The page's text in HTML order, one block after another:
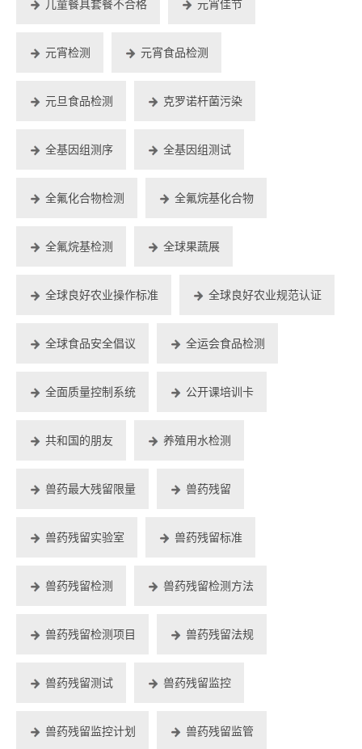
儿童餐具套餐不合格 元宵佳节
元宵检测 元宵食品检测
元旦食品检测 克罗诺杆菌污染
全基因组测序 全基因组测试
全氟化合物检测 全氟烷基化合物
全氟烷基检测 全球果蔬展
全球良好农业操作标准 全球良好农业规范认证
全球食品安全倡议 全运会食品检测
全面质量控制系统 公开课培训卡
共和国的朋友 养殖用水检测
兽药最大残留限量 兽药残留
兽药残留实验室 兽药残留标准
兽药残留检测 兽药残留检测方法
兽药残留检测项目 兽药残留法规
兽药残留测试 兽药残留监控
兽药残留监控计划 兽药残留监管